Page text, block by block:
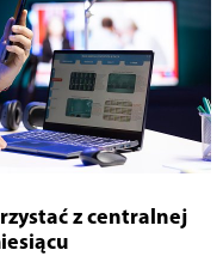
z centralnej